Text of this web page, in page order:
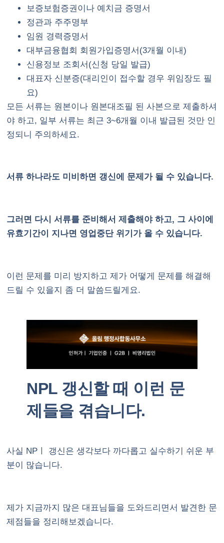
보증보험증권이나 예치금 증명서
정관과 주주명부
임원 경력증명서
대부금융협회 회원가입증명서(3개월 이내)
신용정보 조회서(신청 당일 발급)
대표자 신분증(대리인이 접수할 경우 위임장도 필
요)
모든 서류는 원본이나 원본대조필 된 사본으로 제출하셔
야 하고, 일부 서류는 최근 3~6개월 이내 발급된 것만 인
정되니 주의하세요.
서류 하나라도 미비하면 갱신에 문제가 될 수 있습니다.
그러면 다시 서류를 준비해서 제출해야 하고, 그 사이에
유효기간이 지나면 영업중단 위기가 올 수 있습니다.
이런 문제를 미리 방지하고 제가 어떻게 문제를 해결해
드릴 수 있을지 좀 더 말씀드릴게요.
NPL 갱신할 때 이런 문
제들을 겪습니다.
사실 NPㅣ 갱신은 생각보다 까다롭고 실수하기 쉬운 부
분이 많습니다.
제가 지금까지 많은 대표님들을 도와드리면서 발견한 문
제점들을 정리해보겠습니다.